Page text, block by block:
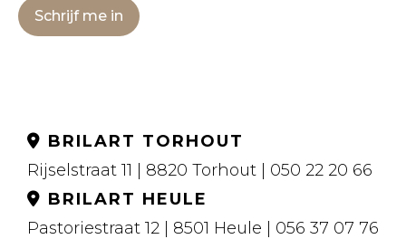
Schrijf me in
BRILART TORHOUT
Rijselstraat 11 | 8820 Torhout | 050 22 20 66
BRILART HEULE
Pastoriestraat 12 | 8501 Heule | 056 37 07 76